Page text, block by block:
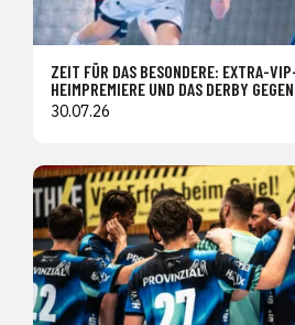
ZEIT FÜR DAS BESONDERE: EXTRA-
HEIMPREMIERE UND DAS DERBY
30.07.26